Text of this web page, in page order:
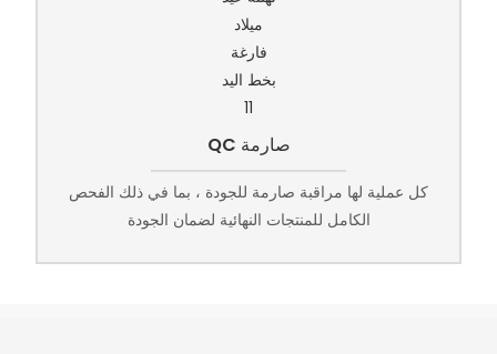
QC صارمة
كل عملية لها مراقبة صارمة للجودة ، بما في ذلك الفحص
الكامل للمنتجات النهائية لضمان الجودة